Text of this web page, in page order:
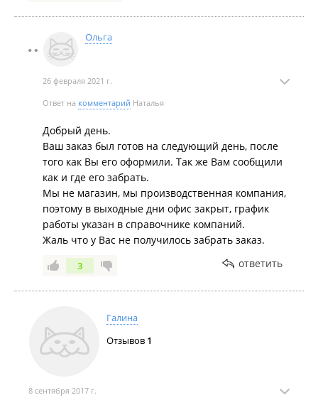
Ольга
26 февраля 2021 г.
Ответ на комментарий Наталья
Добрый день.
Ваш заказ был готов на следующий день, после
того как Вы его оформили. Так же Вам сообщили
как и где его забрать.
Мы не магазин, мы производственная компания,
поэтому в выходные дни офис закрыт, график
работы указан в справочнике компаний.
Жаль что у Вас не получилось забрать заказ.
3 ответить
Галина
Отзывов 1
8 сентября 2017 г.